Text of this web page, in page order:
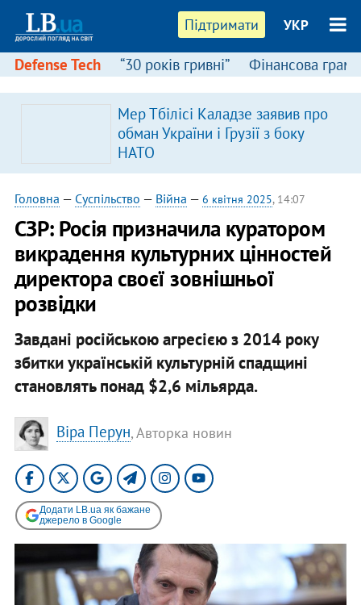
Підтримати УКР
Defense Tech “30 років гривні” Фінансова
Мер Тбілісі Каладзе заявив про
обман України і Грузії з боку
НАТО
Головна — Суспільство — Війна — 6 квітня 2025, 14:07
СЗР: Росія призначила куратором
викрадення культурних цінностей
директора своєї зовнішньої
розвідки
Завдані російською агресією з 2014 року
збитки українській культурній спадщині
становлять понад $2,6 мільярда.
Віра Перун, Авторка новин
Додати LB.ua як бажане
джерело в Google